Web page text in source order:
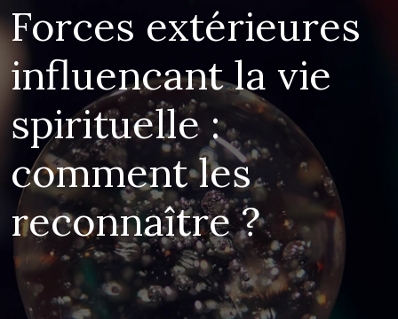
Forces extérieures
influencant la vie
spirituelle :
comment les
reconnaître ?